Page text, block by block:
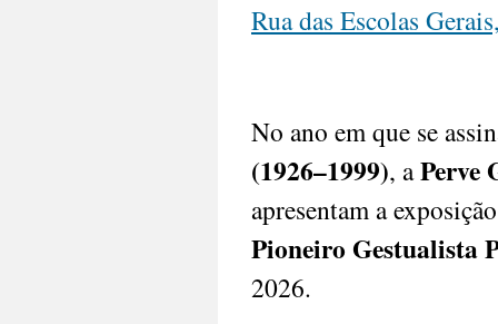
Rua das Escolas
No ano em que se
(1926–1999), a Perve
apresentam a
Pioneiro Gestualista
2026.